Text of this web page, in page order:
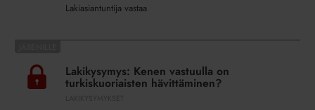
Lakiasiantuntija vastaa
Kenen
vastuulla
Lakikysymys: Kenen vastuulla on
turkiskuoriaisten hävittäminen?